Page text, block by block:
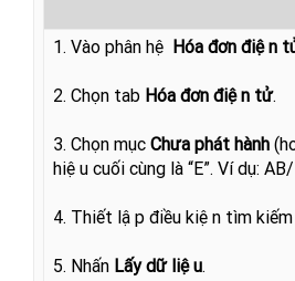
1. Vào phân hệ Hóa đơn điện
2. Chọn tab Hóa đơn điện tử.
3. Chọn mục Chưa phát hành
hiệu cuối cùng là “E”. Ví dụ:
4. Thiết lập điều kiện tìm
5. Nhấn Lấy dữ liệu.